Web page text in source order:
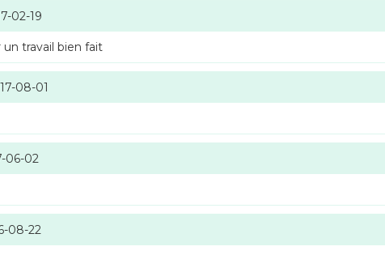
02-19
travail bien fait
08-01
06-02
08-22